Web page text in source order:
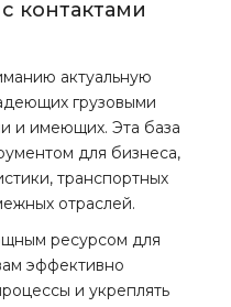
контактами
актуальную
грузовыми
и имеющих. Эта база
для бизнеса,
транспортных
отраслей.
ресурсом для
эффективно
и укреплять